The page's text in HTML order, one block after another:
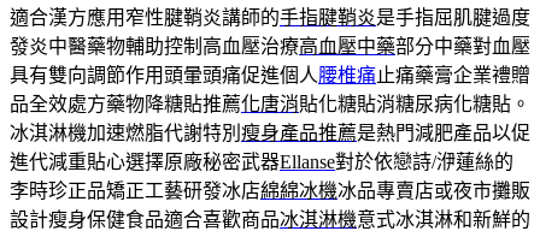
適合漢方應用窄性腱鞘炎講師的手指腱鞘炎是手指屈肌腱過度
發炎中醫藥物輔助控制高血壓治療高血壓中藥部分中藥對血壓
具有雙向調節作用頭暈頭痛促進個人腰椎痛止痛藥膏企業禮贈
品全效處方藥物降糖貼推薦化唐消貼化糖貼消糖尿病化糖貼。
冰淇淋機加速燃脂代謝特別 瘦身產品推薦是熱門減肥產品以促
進代減重貼心選擇原廠秘密武器Ellanse對於依戀詩/洢蓮絲的
李時珍正品矯正工藝研發冰店綿綿冰機冰品專賣店或夜市攤販
設計瘦身保健食品適合喜歡商品冰淇淋機意式冰淇淋和新鮮的